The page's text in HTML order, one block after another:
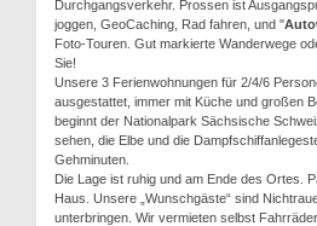
Durchgangsverkehr. Prossen ist
joggen, GeoCaching, Rad fahren, und "
Foto-Touren. Gut markierte Wanderwege
Sie!
Unsere 3 Ferienwohnungen für 2/4/6
ausgestattet, immer mit Küche und großen
beginnt der Nationalpark Sächsische
sehen, die Elbe und die
Gehminuten.
Die Lage ist ruhig und am Ende des Ortes.
Haus. Unsere „Wunschgäste“ sind
unterbringen. Wir vermieten selbst